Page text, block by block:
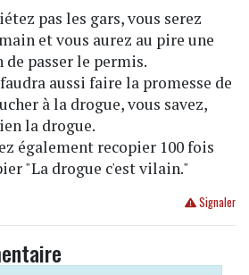
pas les gars, vous serez
et vous aurez au pire une
passer le permis.
aussi faire la promesse de
à la drogue, vous savez,
la drogue.
également recopier 100 fois
"La drogue c'est vilain."
Signaler